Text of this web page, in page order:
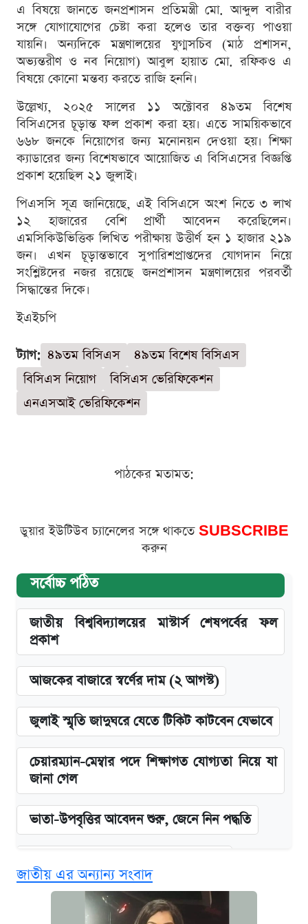
এ বিষয়ে জানতে জনপ্রশাসন প্রতিমন্ত্রী মো. আব্দুল বারীর
সঙ্গে যোগাযোগের চেষ্টা করা হলেও তার বক্তব্য পাওয়া
যায়নি। অন্যদিকে মন্ত্রণালয়ের যুগ্মসচিব (মাঠ প্রশাসন,
অভ্যন্তরীণ ও নব নিয়োগ) আবুল হায়াত মো. রফিকও এ
বিষয়ে কোনো মন্তব্য করতে রাজি হননি।
উল্লেখ্য, ২০২৫ সালের ১১ অক্টোবর ৪৯তম বিশেষ
বিসিএসের চূড়ান্ত ফল প্রকাশ করা হয়। এতে সাময়িকভাবে
৬৬৮ জনকে নিয়োগের জন্য মনোনয়ন দেওয়া হয়। শিক্ষা
ক্যাডারের জন্য বিশেষভাবে আয়োজিত এ বিসিএসের বিজ্ঞপ্তি
প্রকাশ হয়েছিল ২১ জুলাই।
পিএসসি সূত্র জানিয়েছে, এই বিসিএসে অংশ নিতে ৩ লাখ
১২ হাজারের বেশি প্রার্থী আবেদন করেছিলেন।
এমসিকিউভিত্তিক লিখিত পরীক্ষায় উত্তীর্ণ হন ১ হাজার ২১৯
জন। এখন চূড়ান্তভাবে সুপারিশপ্রাপ্তদের যোগদান নিয়ে
সংশ্লিষ্টদের নজর রয়েছে জনপ্রশাসন মন্ত্রণালয়ের পরবর্তী
সিদ্ধান্তের দিকে।
ইএইচপি
ট্যাগ: ৪৯তম বিসিএস
৪৯তম বিশেষ বিসিএস
বিসিএস নিয়োগ
বিসিএস ভেরিফিকেশন
এনএসআই ভেরিফিকেশন
পাঠকের মতামত:
ডুয়ার ইউটিউব চ্যানেলের সঙ্গে থাকতে SUBSCRIBE
করুন
সর্বোচ্চ পঠিত
জাতীয় বিশ্ববিদ্যালয়ের মাস্টার্স শেষপর্বের ফল
প্রকাশ
আজকের বাজারে স্বর্ণের দাম (২ আগস্ট)
জুলাই স্মৃতি জাদুঘরে যেতে টিকিট কাটবেন যেভাবে
চেয়ারম্যান-মেম্বার পদে শিক্ষাগত যোগ্যতা নিয়ে যা
জানা গেল
ভাতা-উপবৃত্তির আবেদন শুরু, জেনে নিন পদ্ধতি
‘গুলশানের চামেলি’ তে যৌনকর্মীর দালাল অ্যাডলফ
জাতীয় এর অন্যান্য সংবাদ